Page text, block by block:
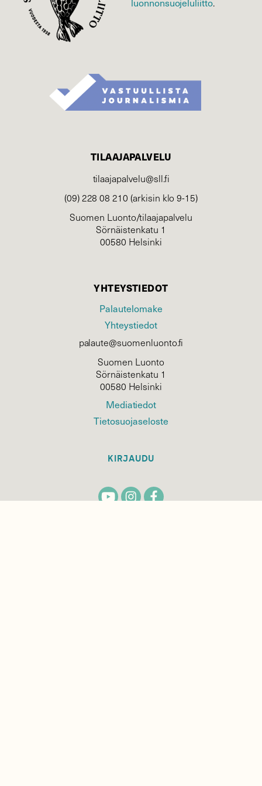
TILAAJAPALVELU
tilaajapalvelu@sll.fi
(09) 228 08 210 (arkisin klo 9-15)
Suomen Luonto/tilaajapalvelu
Sörnäistenkatu 1
00580 Helsinki
YHTEYSTIEDOT
Palautelomake
Yhteystiedot
palaute@suomenluonto.fi
Suomen Luonto
Sörnäistenkatu 1
00580 Helsinki
Mediatiedot
Tietosuojaseloste
KIRJAUDU